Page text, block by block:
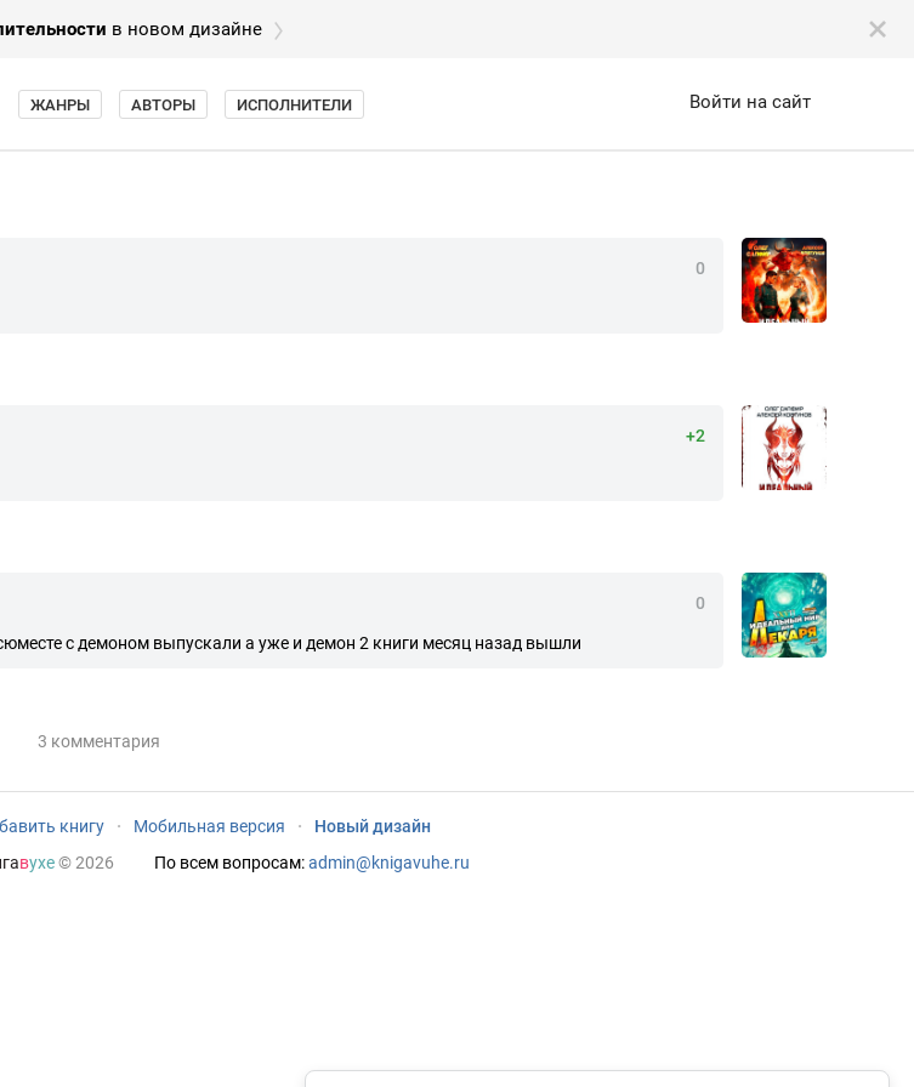
в новом дизайне
Войти на сайт
ЖАНРЫ АВТОРЫ ИСПОЛНИТЕЛИ
0
+2
0
с демоном выпускали а уже и демон 2 книги месяц назад вышли
3 комментария
книгу · Мобильная версия ·
Новый дизайн
вухе© 2026 По всем вопросам:admin@knigavuhe.ru